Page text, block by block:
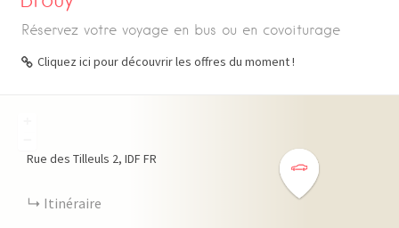
Réservez votre voyage en bus ou en covoiturage
Cliquez ici pour découvrir les offres du moment !
Rue des Tilleuls 2 IDF FR
Itinéraire